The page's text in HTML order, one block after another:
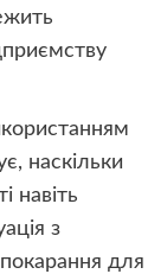
наскільки
навіть
з
для